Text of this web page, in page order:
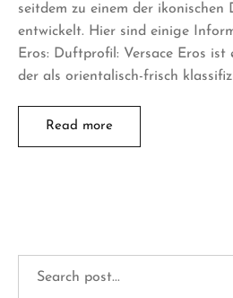
seitdem zu einem der
entwickelt. Hier sind einige
Eros: Duftprofil: Versace Eros
der als orientalisch-frisch
Read more